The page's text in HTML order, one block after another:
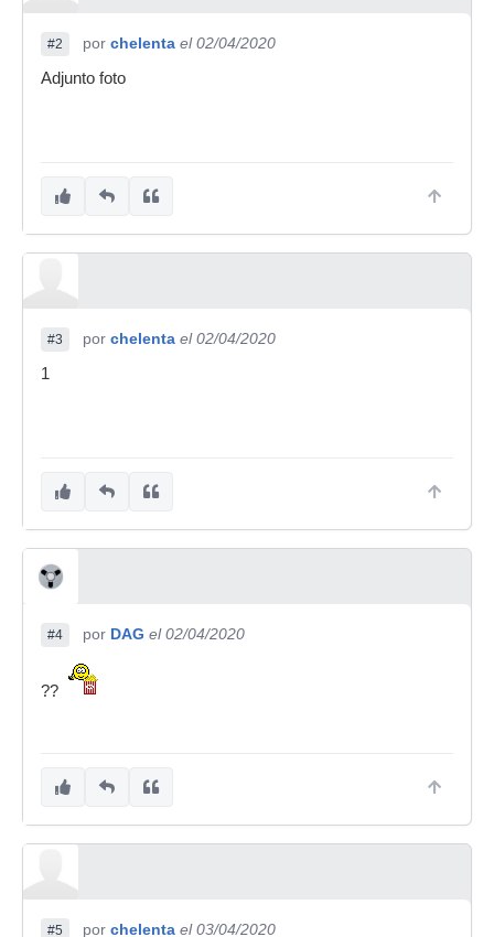
#2 por chelenta el 02/04/2020
Adjunto foto
#3 por chelenta el 02/04/2020
1
#4 por DAG el 02/04/2020
??
#5 por chelenta el 03/04/2020